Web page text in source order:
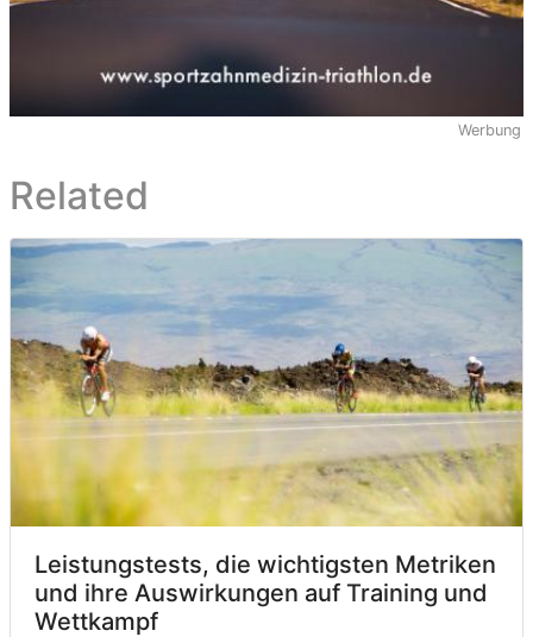
Werbung
Related
Leistungstests, die wichtigsten Metriken
und ihre Auswirkungen auf Training und
Wettkampf